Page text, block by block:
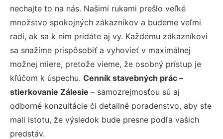
nechajte to na nás. Našimi rukami prešlo veľké
množstvo spokojných zákazníkov a budeme veľmi
radi, ak sa k nim pridáte aj vy. Každému zákazníkovi
sa snažíme prispôsobiť a vyhovieť v maximálnej
možnej miere, pretože vieme, že osobný prístup je
kľúčom k úspechu. Cenník stavebných prác –
stierkovanie Zálesie – samozrejmosťou sú aj
odborné konzultácie či detailné poradenstvo, aby ste
mali istotu, že výsledok bude presne podľa vašich
predstáv.